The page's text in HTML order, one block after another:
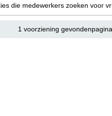
die medewerkers zoeken voor
1 voorziening